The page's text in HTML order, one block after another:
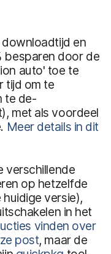
en
besparen door de
auto' toe te
tijd om te
te de-
met als voordeel
Meer details in dit
verschillende
op hetzelfde
versie),
in het
vinden over
post, maar de